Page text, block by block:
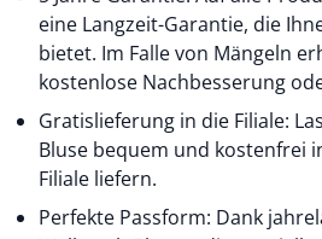
eine Langzeit-Garantie, die
bietet. Im Falle von Mängeln
kostenlose Nachbesserung
Gratislieferung in die Filiale:
Bluse bequem und kostenfrei
Filiale liefern.
Perfekte Passform: Dank